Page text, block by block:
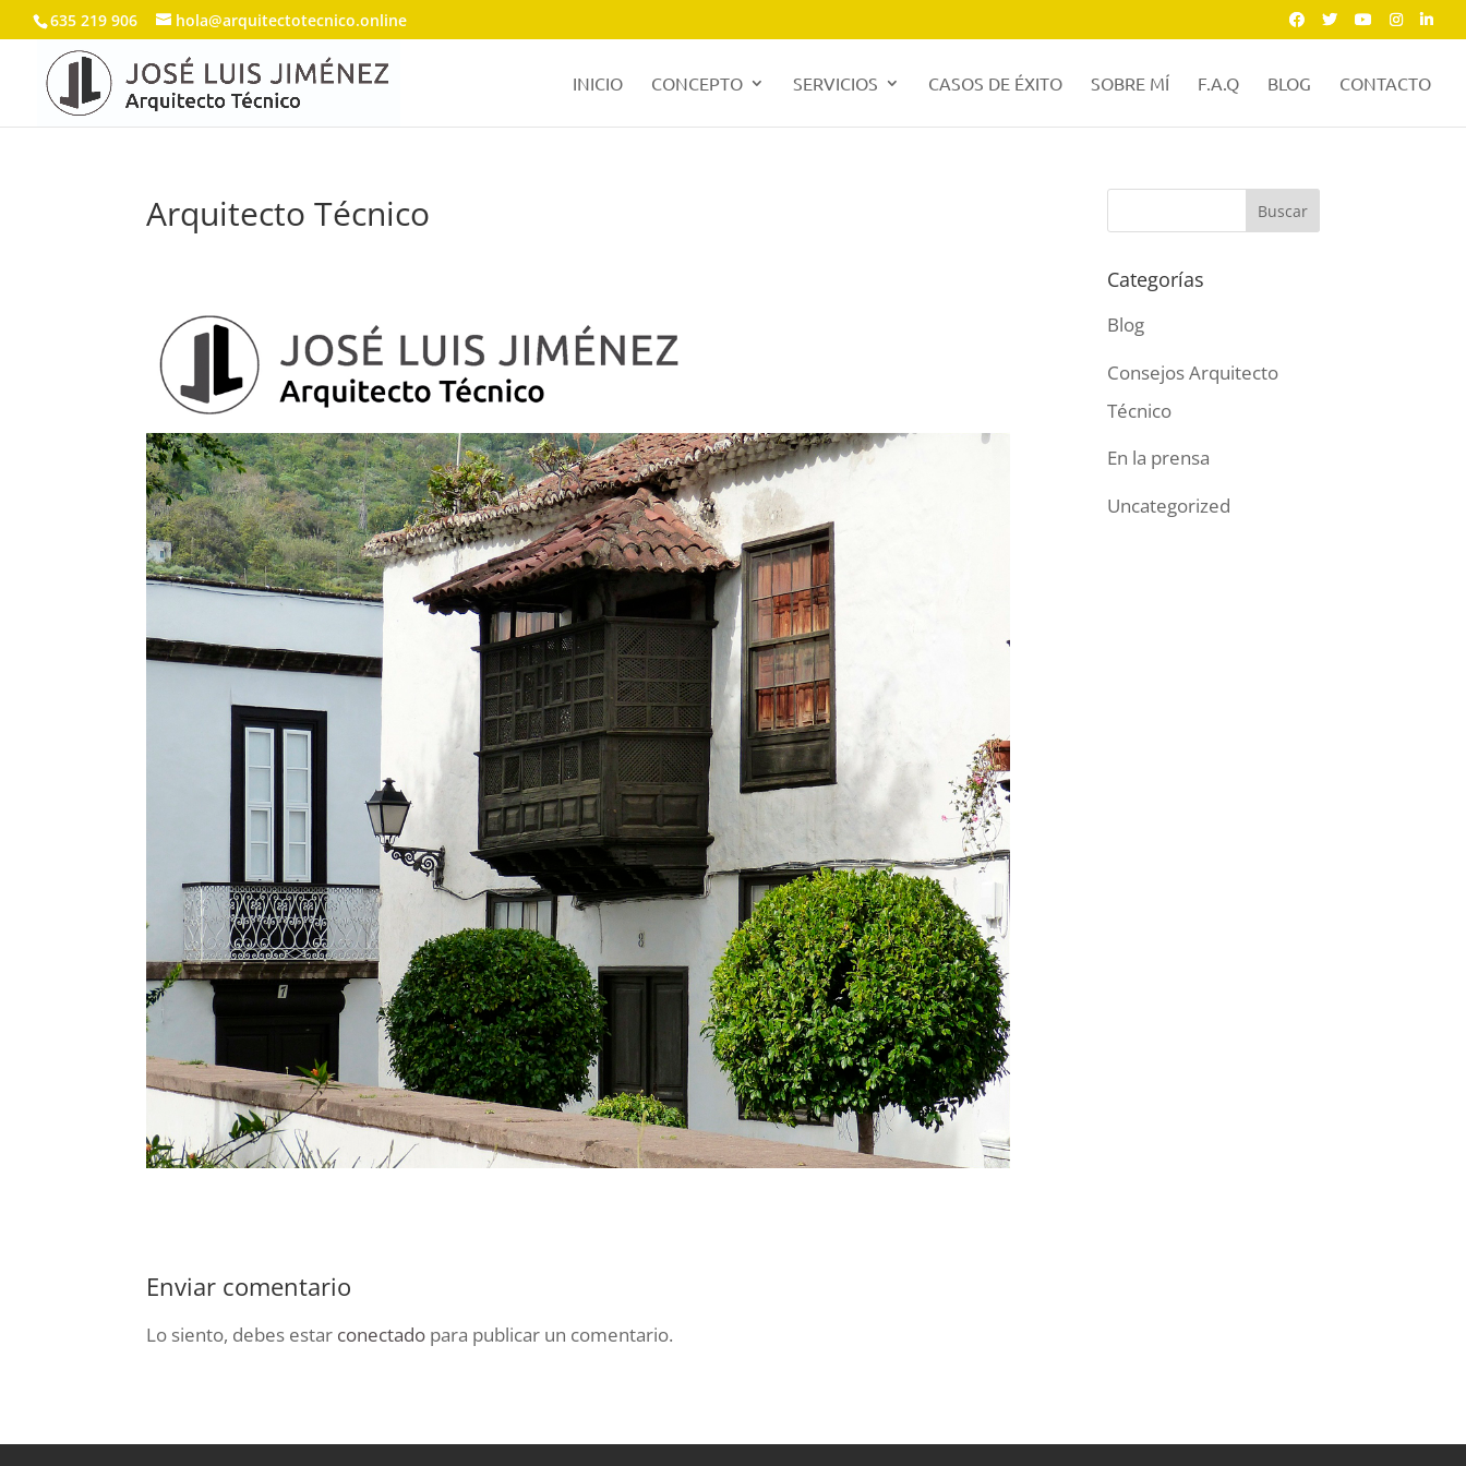
635 219 906 hola@arquitectotecnico.online
INICIO CONCEPTO SERVICIOS CASOS DE ÉXITO SOBRE MÍ F.A.Q BLOG CONTACTO
Arquitecto Técnico
Enviar comentario
Lo siento, debes estar conectado para publicar un comentario.
Categorías
Blog
Consejos Arquitecto
Técnico
En la prensa
Uncategorized